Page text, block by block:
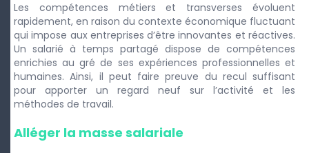
Les compétences métiers et transverses évoluent
rapidement, en raison du contexte économique fluctuant
qui impose aux entreprises d’être innovantes et réactives.
Un salarié à temps partagé dispose de compétences
enrichies au gré de ses expériences professionnelles et
humaines. Ainsi, il peut faire preuve du recul suffisant
pour apporter un regard neuf sur l’activité et les
méthodes de travail.
Alléger la masse salariale